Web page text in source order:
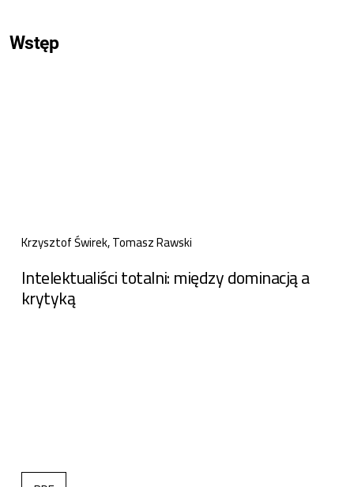
Wstęp
Krzysztof Świrek, Tomasz Rawski
Intelektualiści totalni: między dominacją a
krytyką